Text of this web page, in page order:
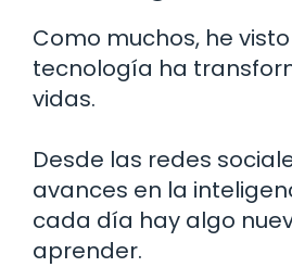
Como muchos, he
tecnología ha
vidas.
Desde las redes
avances en la
cada día hay algo
aprender.